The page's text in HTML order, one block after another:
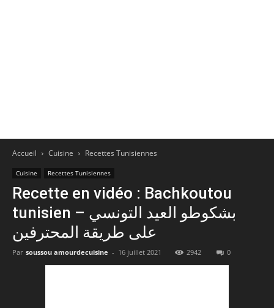
Accueil Cuisine Recettes Tunisiennes
Cuisine Recettes Tunisiennes
Recette en vidéo : Bachkoutou
tunisien – بشكوطو العيد التونسي
على طريقة المحترفين
Par soussou amourdecuisine - 16 juillet 2021 2942 0